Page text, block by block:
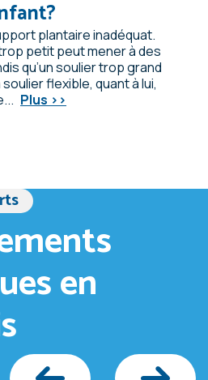
plantaire inadéquat.
petit peut mener à des
qu’un soulier trop grand
flexible, quant à lui,
Plus >>
en